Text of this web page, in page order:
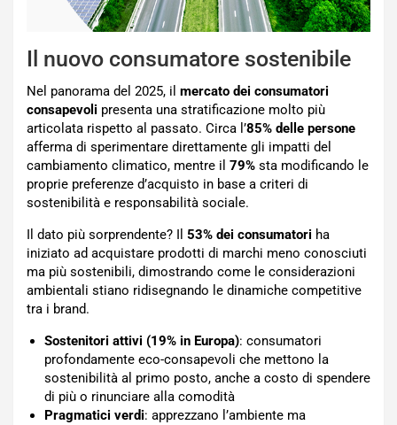
Il nuovo consumatore sostenibile
Nel panorama del 2025, il mercato dei consumatori
consapevoli presenta una stratificazione molto più
articolata rispetto al passato. Circa l’85% delle persone
afferma di sperimentare direttamente gli impatti del
cambiamento climatico, mentre il 79% sta modificando le
proprie preferenze d’acquisto in base a criteri di
sostenibilità e responsabilità sociale.
Il dato più sorprendente? Il 53% dei consumatori ha
iniziato ad acquistare prodotti di marchi meno conosciuti
ma più sostenibili, dimostrando come le considerazioni
ambientali stiano ridisegnando le dinamiche competitive
tra i brand.
Sostenitori attivi (19% in Europa): consumatori
profondamente eco-consapevoli che mettono la
sostenibilità al primo posto, anche a costo di spendere
di più o rinunciare alla comodità
Pragmatici verdi: apprezzano l’ambiente ma